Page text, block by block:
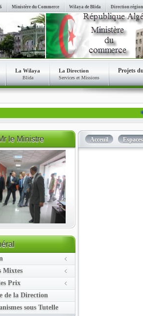
Ministère du Commerce Wilaya de Blida Direction
La Wilaya
Blida
La Direction
Services et Missions
Projets
***
Acceuil
le Ministre
Mixtes
Prix
de la Direction
sous Tutelle